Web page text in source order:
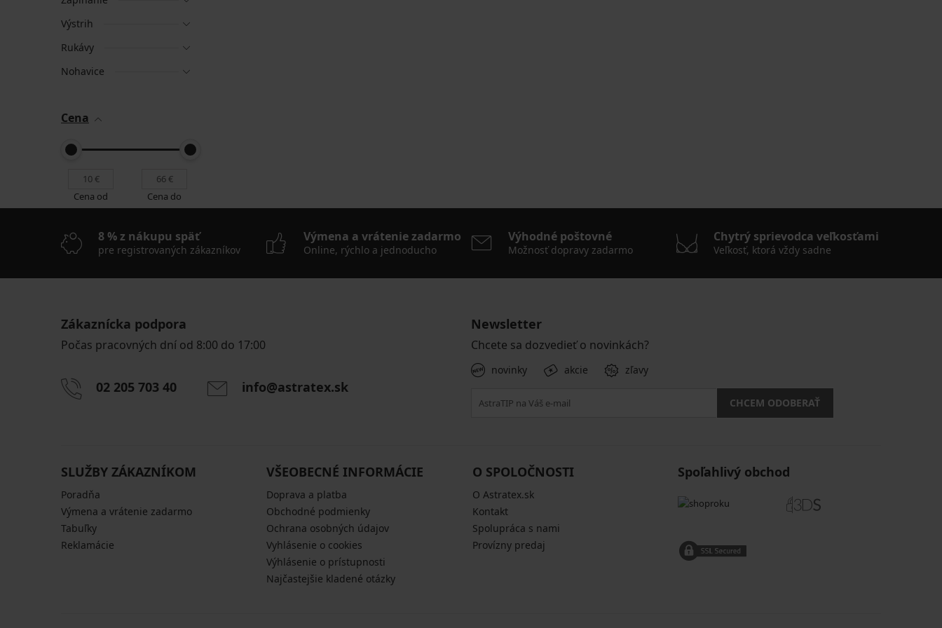
Výstrih
Rukávy
Nohavice
Cena
Cena od Cena do
8 % z nákupu späť
pre registrovaných zákazníkov
Výmena a vrátenie zadarmo
Online, rýchlo a jednoducho
Výhodné poštovné
Možnosť dopravy zadarmo
Chytrý sprievodca veľkosťami
Veľkosť, ktorá vždy sadne
Zákaznícka podpora
Počas pracovných dní od 8:00 do 17:00
02 205 703 40 info@astratex.sk
Newsletter
Chcete sa dozvedieť o novinkách?
novinky akcie zľavy
CHCEM ODOBERAŤ
SLUŽBY ZÁKAZNÍKOM
Poradňa
Výmena a vrátenie zadarmo
Tabuľky
Reklamácie
VŠEOBECNÉ INFORMÁCIE
Doprava a platba
Obchodné podmienky
Ochrana osobných údajov
Vyhlásenie o cookies
Výhlásenie o prístupnosti
Najčastejšie kladené otázky
O SPOLOČNOSTI
O Astratex.sk
Kontakt
Spolupráca s nami
Provízny predaj
Spoľahlivý obchod